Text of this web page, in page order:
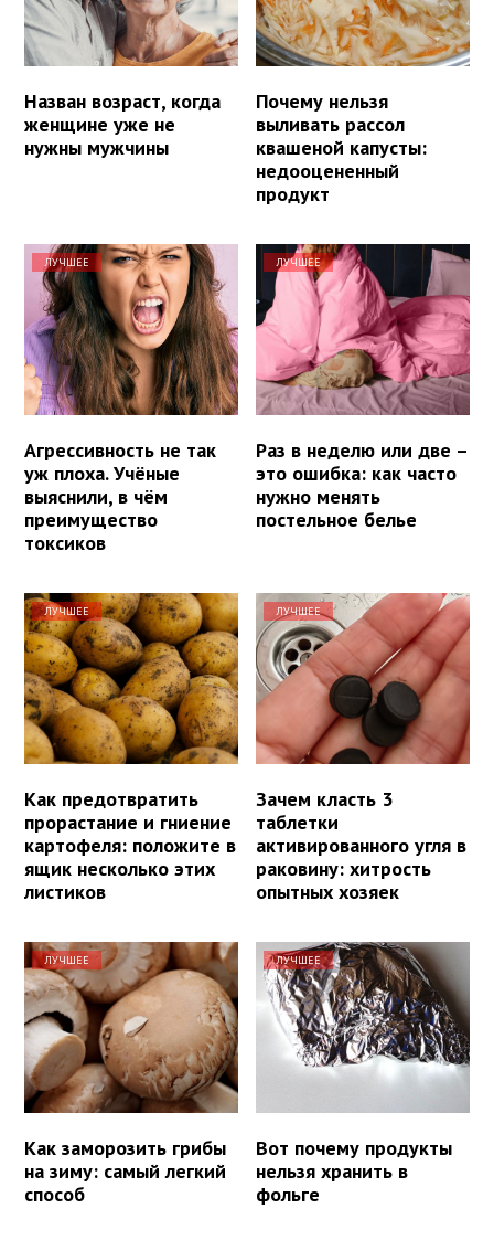
Назван возраст, когда
женщине уже не
нужны мужчины
Почему нельзя
выливать рассол
квашеной капусты:
недооцененный
продукт
ЛУЧШЕЕ
Агрессивность не так
уж плоха. Учёные
выяснили, в чём
преимущество
токсиков
ЛУЧШЕЕ
Раз в неделю или две –
это ошибка: как часто
нужно менять
постельное белье
ЛУЧШЕЕ
Как предотвратить
прорастание и гниение
картофеля: положите в
ящик несколько этих
листиков
ЛУЧШЕЕ
Зачем класть 3
таблетки
активированного угля в
раковину: хитрость
опытных хозяек
ЛУЧШЕЕ
Как заморозить грибы
на зиму: самый легкий
способ
ЛУЧШЕЕ
Вот почему продукты
нельзя хранить в
фольге